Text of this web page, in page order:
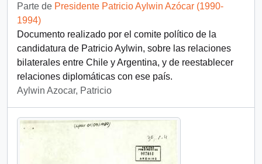
Parte de Presidente Patricio Aylwin Azócar (1990-
1994)
Documento realizado por el comite político de la
candidatura de Patricio Aylwin, sobre las relaciones
bilaterales entre Chile y Argentina, y de reestablecer
relaciones diplomáticas con ese país.
Aylwin Azocar, Patricio